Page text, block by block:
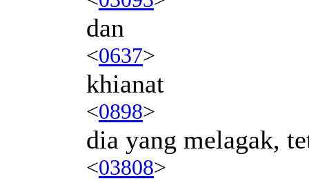
dan
<0637>
khianat
<0898>
dia yang melagak,
<03808>